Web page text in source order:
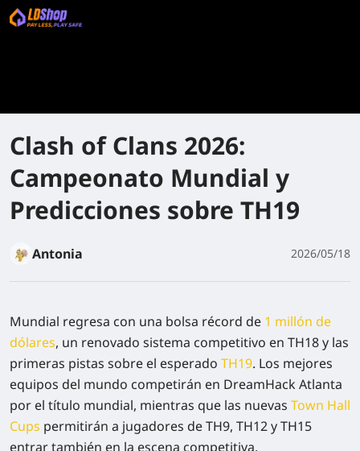
Clash of Clans 2026:
Campeonato Mundial y
Predicciones sobre TH19
Antonia 2026/05/18
Mundial regresa con una bolsa récord de 1 millón de
dólares, un renovado sistema competitivo en TH18 y las
primeras pistas sobre el esperado TH19. Los mejores
equipos del mundo competirán en DreamHack Atlanta
por el título mundial, mientras que las nuevas Town Hall
Cups permitirán a jugadores de TH9, TH12 y TH15
entrar también en la escena competitiva.